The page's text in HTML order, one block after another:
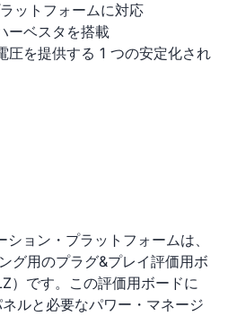
ットフォームに対応
ーベスタを搭載
圧を提供する 1 つの安定化され
ョン・プラットフォームは、
グ用のプラグ&プレイ評価用ボ
）です。この評価用ボードに
ルと必要なパワー・マネージ